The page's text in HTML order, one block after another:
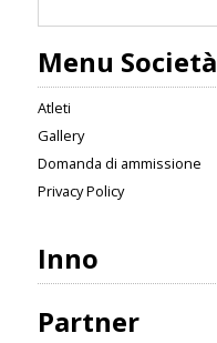
Menu Società
Atleti
Gallery
Domanda di ammissione
Privacy Policy
Inno
Partner